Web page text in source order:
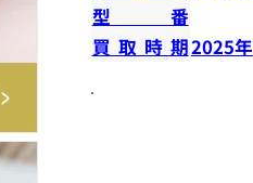
型番
買取時期2025